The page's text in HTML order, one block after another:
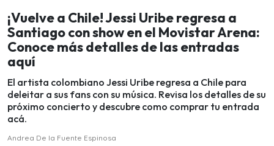
¡Vuelve a Chile! Jessi Uribe regresa a
Santiago con show en el Movistar Arena:
Conoce más detalles de las entradas
aquí
El artista colombiano Jessi Uribe regresa a Chile para
deleitar a sus fans con su música. Revisa los detalles de su
próximo concierto y descubre como comprar tu entrada
acá.
Andrea De la Fuente Espinosa